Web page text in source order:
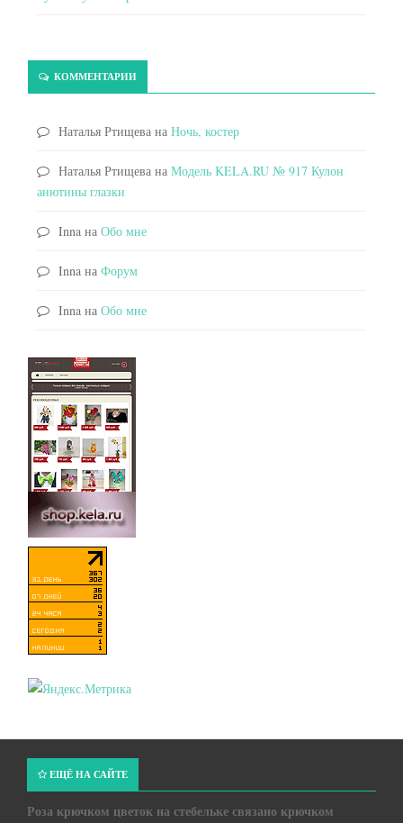
КОММЕНТАРИИ
Наталья Ртищева на Ночь, костер
Наталья Ртищева на Модель KELA.RU № 917 Кулон
анютины глазки
Inna на Обо мне
Inna на Форум
Inna на Обо мне
ЕЩЁ НА САЙТЕ
Роза крючком цветок на стебельке связано крючком